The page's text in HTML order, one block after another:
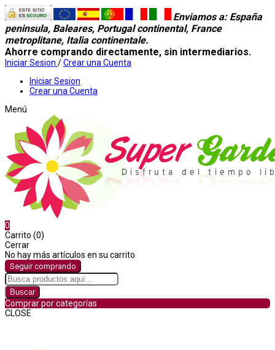
Enviamos a: España
peninsula, Baleares, Portugal continental, France
metroplitane, Italia continentale.
Ahorre comprando directamente, sin intermediarios.
Iniciar Sesion /Crear una Cuenta
Iniciar Sesion
Crear una Cuenta
Menú
0
Carrito (0)
Cerrar
No hay más artículos en su carrito
Seguir comprando
Buscar
Comprar por categorías
CLOSE